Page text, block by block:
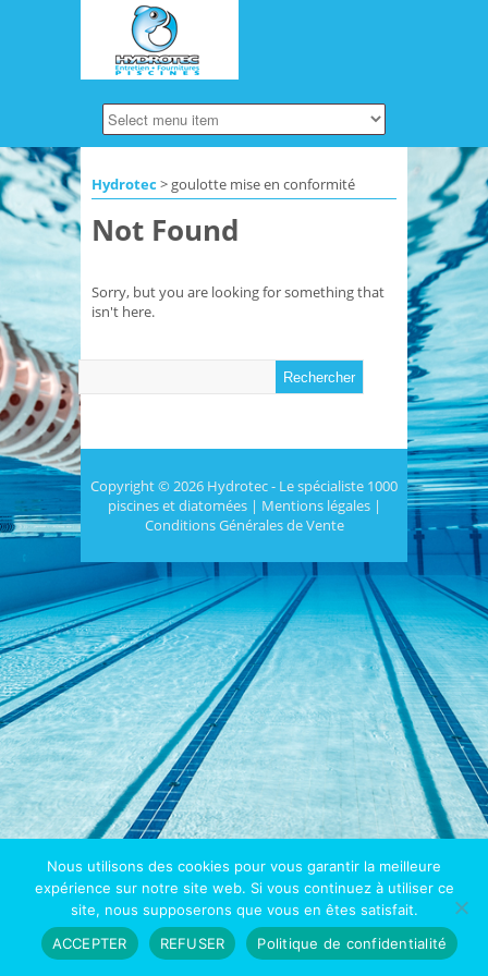
Hydrotec > goulotte mise en conformité
Not Found
Sorry, but you are looking for something that
isn't here.
Copyright © 2026 Hydrotec- Le spécialiste 1000
piscines et diatomées | Mentions légales|
Conditions Générales de Vente
Nous utilisons des cookies pour vous garantir la meilleure
expérience sur notre site web. Si vous continuez à utiliser ce
site, nous supposerons que vous en êtes satisfait.
ACCEPTER
REFUSER Politique de confidentialité